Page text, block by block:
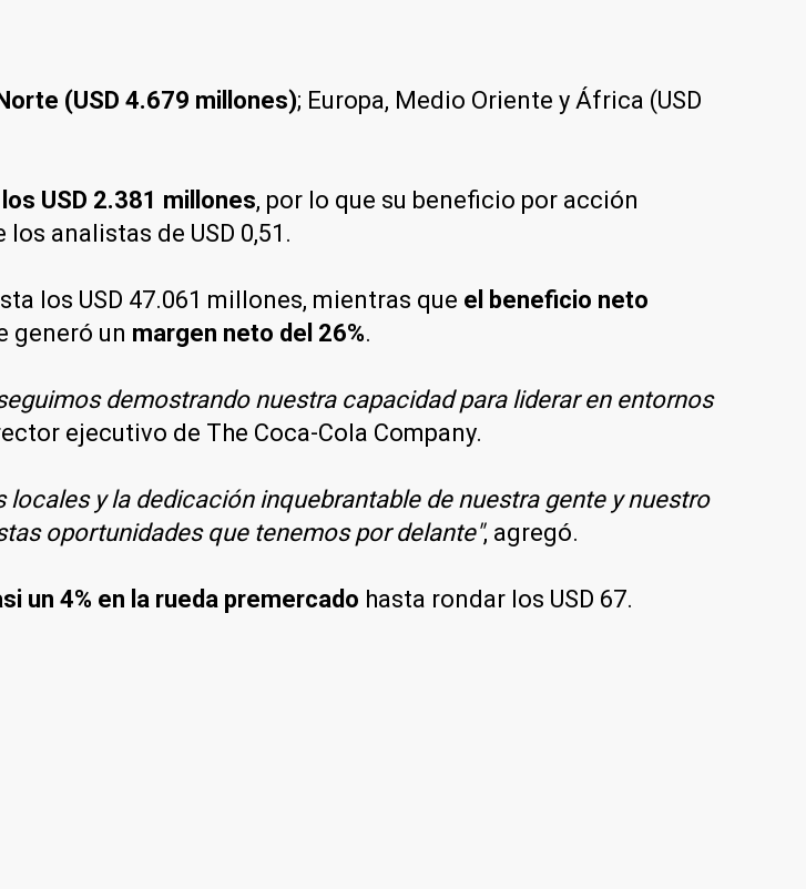
(USD 4.679 millones); Europa, Medio Oriente y África (USD
USD 2.381 millones, por lo que su beneficio por acción
analistas de USD 0,51.
los USD 47.061 millones, mientras que el beneficio neto
generó un margen neto del 26%.
demostrando nuestra capacidad para liderar en entornos
ejecutivo de The Coca-Cola Company.
y la dedicación inquebrantable de nuestra gente y nuestro
oportunidades que tenemos por delante", agregó.
un 4% en la rueda premercado hasta rondar los USD 67.